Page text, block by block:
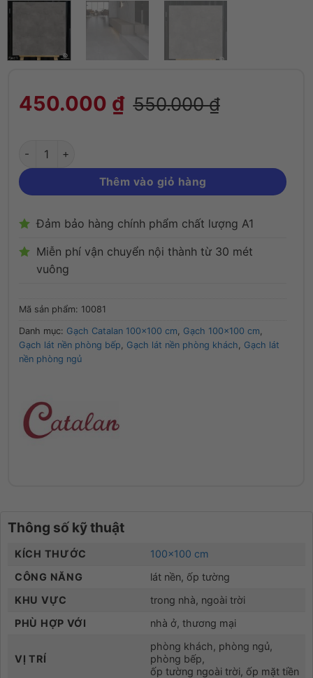
450.000 ₫ 550.000₫
Gạch 100x100 cm Catalan 10081 màu
Thêm vào giỏ hàng
Đảm bảo hàng chính phẩm chất lượng A1
Miễn phí vận chuyển nội thành từ 30 mét
vuông
Mã sản phẩm: 10081
Danh mục: Gạch Catalan 100x100 cm Gạch 100x100 cm
Gạch lát nền phòng bếp
Gạch lát nền phòng khách
Gạch lát
nền phòng ngủ
Thông số kỹ thuật
KÍCH THƯỚC
100×100 cm
CÔNG NĂNG
lát nền, ốp tường
KHU VỰC
trong nhà, ngoài trời
PHÙ HỢP VỚI
nhà ở, thương mại
VỊ TRÍ
phòng khách, phòng ngủ,
phòng bếp,
ốp tường ngoài trời, ốp mặt tiền